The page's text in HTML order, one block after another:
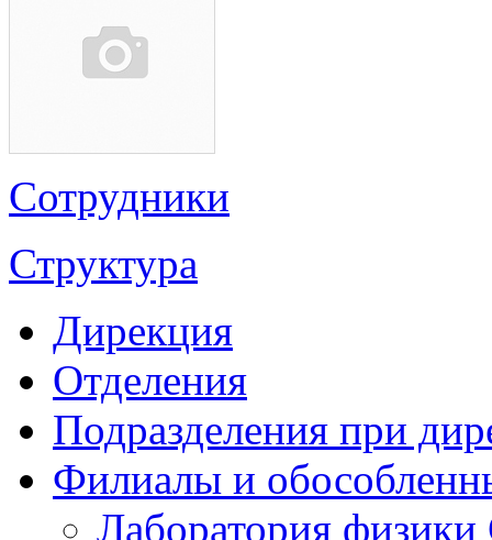
Сотрудники
Структура
Дирекция
Отделения
Подразделения при
Филиалы и
Лаборатория